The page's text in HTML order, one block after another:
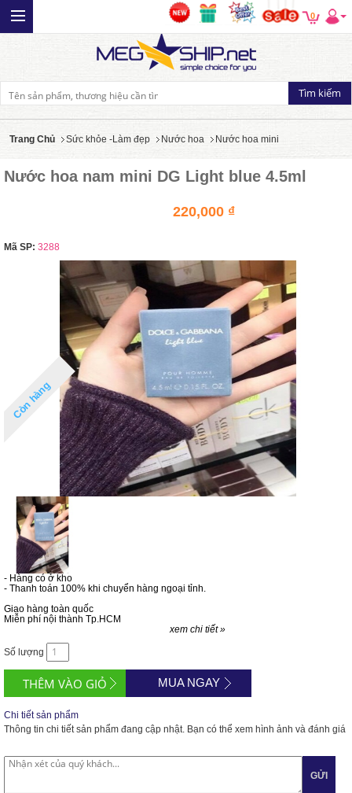
0
Trang Chủ Sức khỏe -Làm đẹp Nước hoa Nước hoa mini
Nước hoa nam mini DG Light blue 4.5ml
220,000 ₫
Mã SP: 3288
Còn hàng
- Hàng có ở kho
- Thanh toán 100% khi chuyển hàng ngoại tỉnh.
Giao hàng toàn quốc
Miễn phí nội thành Tp.HCM
xem chi tiết »
Số lượng
MUA NGAY
Chi tiết sản phẩm
Thông tin chi tiết sản phẩm đang cập nhật. Bạn có thể xem hình ảnh và đánh giá
GỬI